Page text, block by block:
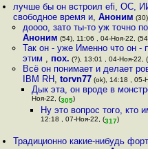
лучше бы он встроил efi, ОС,
свободное время и,Аноним
доооо, зато ты-то уж точно
Аноним (54), 11:06 , 04-Ноя-22,
Так он - уже Именно что он -
этим , пох. (?), 13:01 , 04-Ноя-22,
Всё он понимает и делает
IBM RH, torvn77(ok), 14:18 , 05-
Дык эта, он вроде в
Ноя-22, (305)
Ну это вопрос того, кто
12:18 , 07-Ноя-22, (317)
Традиционно какие-нибудь